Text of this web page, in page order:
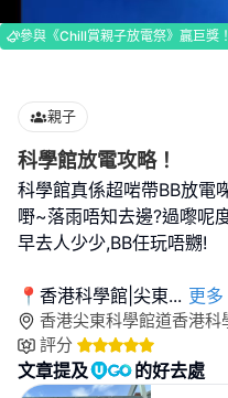
參與《Chill賞親子放電祭》贏巨獎！
親子
科學館放電攻略！
科學館真係超啱帶BB放電
嘢~落雨唔知去邊?過嚟呢
早去人少少,BB任玩唔嬲!
📍香港科學館|尖東... 更多
香港尖東科學館道香港科
評分
文章提及 的好去處